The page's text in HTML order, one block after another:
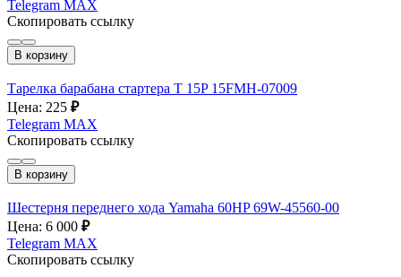
Telegram MAX
Скопировать ссылку
В корзину
Тарелка барабана стартера T 15P 15FMH-07009
Цена: 225 ₽
Telegram MAX
Скопировать ссылку
В корзину
Шестерня переднего хода Yamaha 60HP 69W-45560-00
Цена: 6 000 ₽
Telegram MAX
Скопировать ссылку